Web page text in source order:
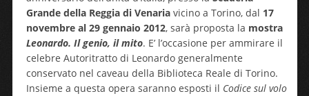
Grande della Reggia di Venariavicino a Torino, dal 17
novembre al 29 gennaio 2012, sarà proposta la mostra
Leonardo. Il genio, il mito. E’ l’occasione per ammirare il
celebre Autoritratto di Leonardo generalmente
conservato nel caveau della Biblioteca Reale di Torino.
Insieme a questa opera saranno esposti il Codice sul volo